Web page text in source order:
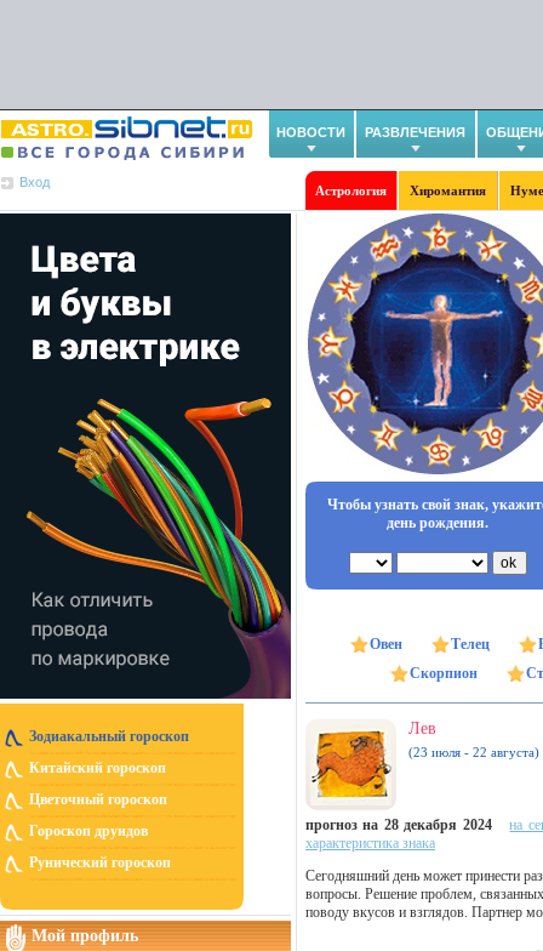
НОВОСТИ РАЗВЛЕЧЕНИЯ
Вход
Астрология Хиромантия
Зодиакальный гороскоп
Китайский гороскоп
Цветочный гороскоп
Гороскоп друидов
Рунический гороскоп
Мой профиль
Чтобы узнать свой знак,
день рождения.
Овен Телец
Скорпион
Лев
(23 июля - 22 августа)
прогноз на 28 декабря 2024
на
характеристика знака
Сегодняшний день может принести
вопросы. Решение проблем,
поводу вкусов и взглядов. Партнер